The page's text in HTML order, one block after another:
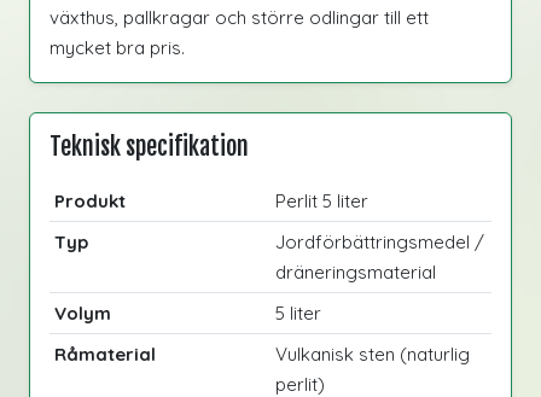
växthus, pallkragar och större odlingar till ett
mycket bra pris.
Teknisk specifikation
Produkt
Perlit 5 liter
Typ
Jordförbättringsmedel /
dräneringsmaterial
Volym
5 liter
Råmaterial
Vulkanisk sten (naturlig
perlit)